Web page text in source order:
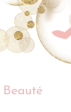
Beauté